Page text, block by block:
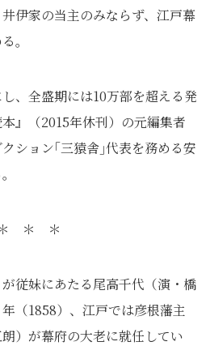
伊家の当主のみならず、江戸幕
。
、全盛期には10万部を超える発
』（2015年休刊）の元編集者
ション｢三猿舎｣代表を務める安
＊ ＊
従妹にあたる尾高千代（演・橋
（1858）、江戸では彦根藩主
）が幕府の大老に就任してい